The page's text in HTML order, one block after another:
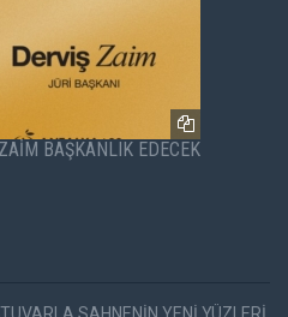
BAŞKANLIK EDECEK
SAHNENİN YENİ YÜZLERİ